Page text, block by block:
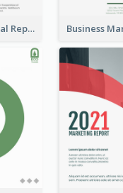
Abstract Annual Report